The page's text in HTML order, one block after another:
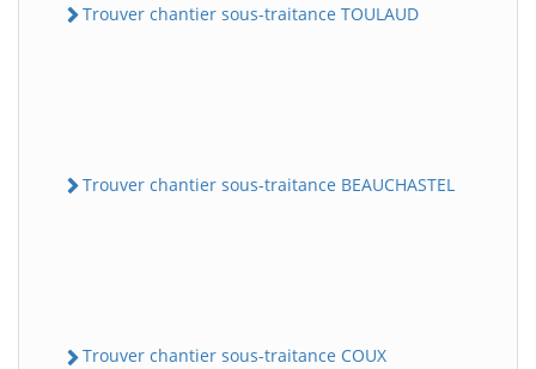
Trouver chantier sous-traitance TOULAUD
Trouver chantier sous-traitance BEAUCHASTEL
Trouver chantier sous-traitance COUX